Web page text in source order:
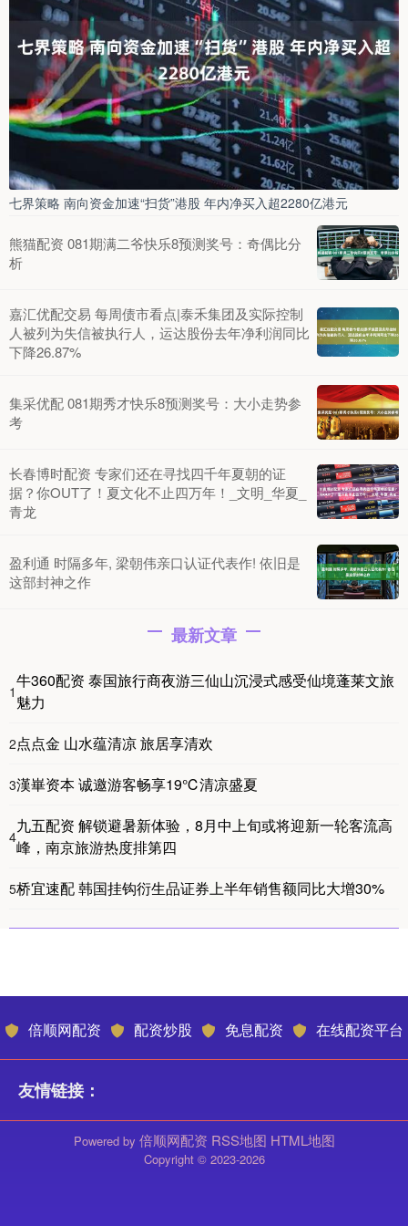
七界策略 南向资金加速“扫货”港股 年内净买入超2280亿港元
熊猫配资 081期满二爷快乐8预测奖号：奇偶比分
析
嘉汇优配交易 每周债市看点|泰禾集团及实际控制
人被列为失信被执行人，运达股份去年净利润同比
下降26.87%
集采优配 081期秀才快乐8预测奖号：大小走势参
考
长春博时配资 专家们还在寻找四千年夏朝的证
据？你OUT了！夏文化不止四万年！_文明_华夏_
青龙
盈利通 时隔多年, 梁朝伟亲口认证代表作! 依旧是
这部封神之作
最新文章
1
牛360配资 泰国旅行商夜游三仙山沉浸式感受仙境蓬莱文旅
魅力
2点点金 山水蕴清凉 旅居享清欢
3漢崋资本 诚邀游客畅享19℃清凉盛夏
4
九五配资 解锁避暑新体验，8月中上旬或将迎新一轮客流高
峰，南京旅游热度排第四
5桥宜速配 韩国挂钩衍生品证券上半年销售额同比大增30%
倍顺网配资 配资炒股 免息配资 在线配资平台
友情链接：
Powered by 倍顺网配资 RSS地图 HTML地图
Copyright © 2023-2026